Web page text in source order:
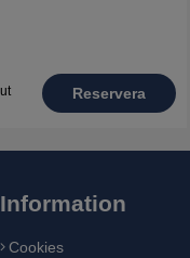
Reservera
Information
Cookies